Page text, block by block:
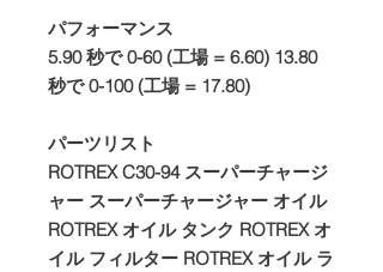
パフォーマンス
5.90 秒で 0-60 (工場 = 6.60) 13.80
秒で 0-100 (工場 = 17.80)
パーツリスト
ROTREX C30-94 スーパーチャージ
ャー スーパーチャージャー オイル
ROTREX オイル タンク ROTREX オ
イル フィルター ROTREX オイル ラ